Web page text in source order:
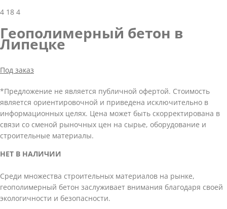
4 18 4
Геополимерный бетон в
Липецке
Под заказ
*Предложение не является публичной офертой. Стоимость
является ориентировочной и приведена исключительно в
информационных целях. Цена может быть скорректирована в
связи со сменой рыночных цен на сырье, оборудование и
строительные материалы.
НЕТ В НАЛИЧИИ
Среди множества строительных материалов на рынке,
геополимерный бетон заслуживает внимания благодаря своей
экологичности и безопасности.